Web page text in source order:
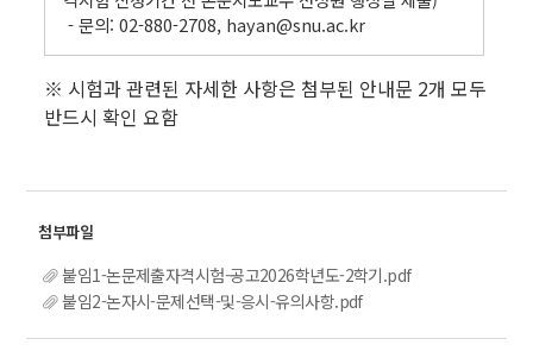
- 문의: 02-880-2708, hayan@snu.ac.kr
※ 시험과 관련된 자세한 사항은 첨부된 안내문 2개 모두
반드시 확인 요함
붙임1-논문제출자격시험-공고2026학년도-2학기.pdf
붙임2-논자시-문제선택-및-응시-유의사항.pdf